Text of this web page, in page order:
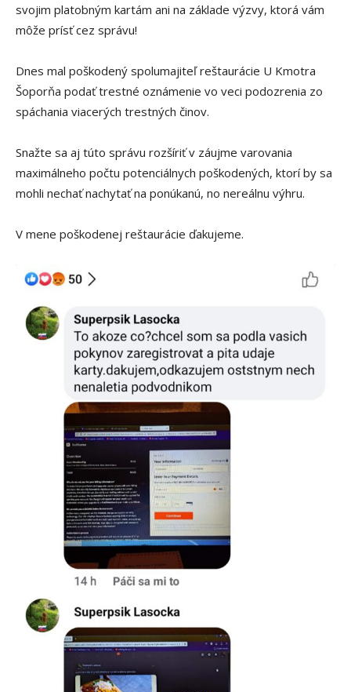
svojim platobným kartám ani na základe výzvy, ktorá vám
môže prísť cez správu!
Dnes mal poškodený spolumajiteľ reštaurácie U Kmotra
Šoporňa podať trestné oznámenie vo veci podozrenia zo
spáchania viacerých trestných činov.
Snažte sa aj túto správu rozšíriť v záujme varovania
maximálneho počtu potenciálnych poškodených, ktorí by sa
mohli nechať nachytať na ponúkanú, no nereálnu výhru.
V mene poškodenej reštaurácie ďakujeme.